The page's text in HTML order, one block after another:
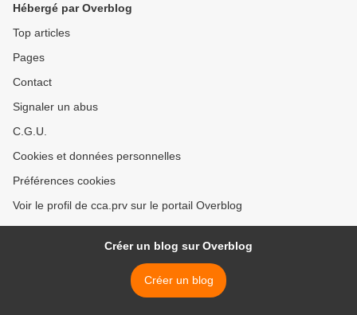
Hébergé par Overblog
Top articles
Pages
Contact
Signaler un abus
C.G.U.
Cookies et données personnelles
Préférences cookies
Voir le profil de cca.prv sur le portail Overblog
Créer un blog sur Overblog
Créer un blog